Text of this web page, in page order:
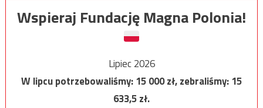
Wspieraj Fundację Magna Polonia!
Lipiec 2026
W lipcu potrzebowaliśmy:15 000zł, zebraliśmy:15
633,5zł.